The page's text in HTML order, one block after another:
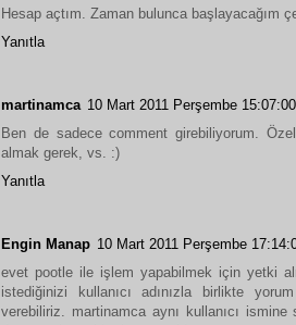
Hesap açtım. Zaman bulunca başlayacağım
Yanıtla
martinamca 10 Mart 2011 Perşembe
Ben de sadece comment girebiliyorum.
almak gerek, vs. :)
Yanıtla
Engin Manap 10 Mart 2011 Perşembe
evet pootle ile işlem yapabilmek için yetki
istediğinizi kullanıcı adınızla birlikte
verebiliriz. martinamca aynı kullanıcı ismine